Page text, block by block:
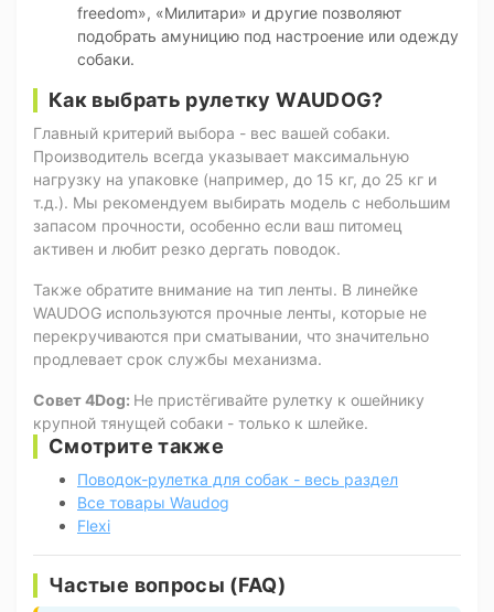
freedom», «Милитари» и другие позволяют
подобрать амуницию под настроение или одежду
собаки.
Как выбрать рулетку WAUDOG?
Главный критерий выбора - вес вашей собаки.
Производитель всегда указывает максимальную
нагрузку на упаковке (например, до 15 кг, до 25 кг и
т.д.). Мы рекомендуем выбирать модель с небольшим
запасом прочности, особенно если ваш питомец
активен и любит резко дергать поводок.
Также обратите внимание на тип ленты. В линейке
WAUDOG используются прочные ленты, которые не
перекручиваются при сматывании, что значительно
продлевает срок службы механизма.
Совет 4Dog: Не пристёгивайте рулетку к ошейнику
крупной тянущей собаки - только к шлейке.
Смотрите также
Поводок-рулетка для собак - весь раздел
Все товары Waudog
Flexi
Частые вопросы (FAQ)